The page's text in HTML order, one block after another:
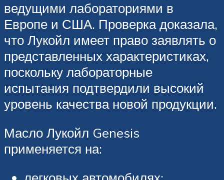
ведущими лабораториями в
Европе и США. Проверка доказала,
что Лукойл имеет право заявлять о
представленных характеристиках,
поскольку лабораторные
испытания подтвердили высокий
уровень качества новой продукции.
Масло Лукойл Genesis
применяется на: